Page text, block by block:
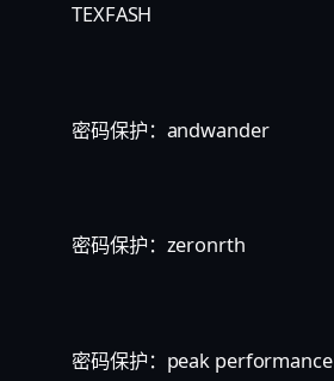
TEXFASH
密码保护：andwander
密码保护：zeronrth
密码保护：peak performance